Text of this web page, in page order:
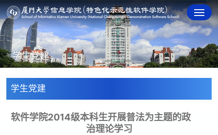
学生党建
学生党建
软件学院2014级本科生开展普法为主题的政
治理论学习